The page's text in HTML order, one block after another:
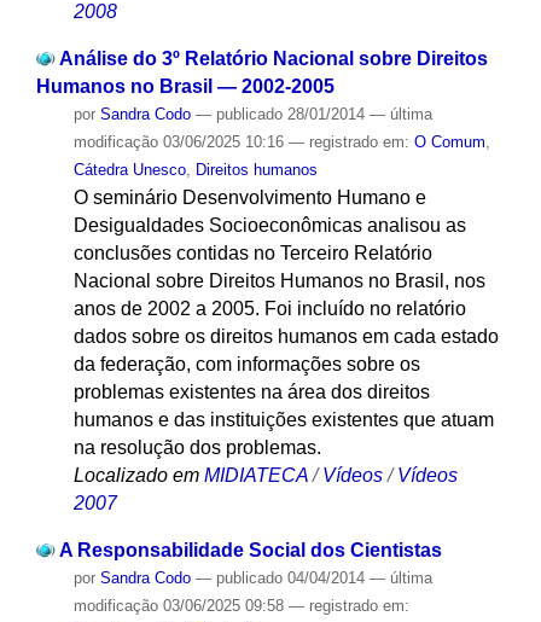
2008
Análise do 3º Relatório Nacional sobre Direitos
Humanos no Brasil — 2002-2005
por Sandra Codo — publicado28/01/2014 — última
modificação03/06/2025 10:16 — registrado em: O Comum,
Cátedra Unesco, Direitos humanos
O seminário Desenvolvimento Humano e
Desigualdades Socioeconômicas analisou as
conclusões contidas no Terceiro Relatório
Nacional sobre Direitos Humanos no Brasil, nos
anos de 2002 a 2005. Foi incluído no relatório
dados sobre os direitos humanos em cada estado
da federação, com informações sobre os
problemas existentes na área dos direitos
humanos e das instituições existentes que atuam
na resolução dos problemas.
Localizado em MIDIATECA /Vídeos /Vídeos
2007
A Responsabilidade Social dos Cientistas
por Sandra Codo — publicado04/04/2014 — última
modificação03/06/2025 09:58 — registrado em: